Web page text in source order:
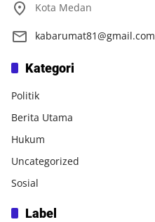
Kota Medan
kabarumat81@gmail.com
Kategori
Politik
Berita Utama
Hukum
Uncategorized
Sosial
Label